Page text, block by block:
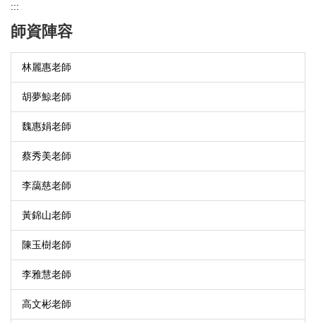
:::
師資陣容
林麗惠老師
胡夢鯨老師
魏惠娟老師
蔡秀美老師
李藹慈老師
黃錦山老師
陳玉樹老師
李雅慧老師
高文彬老師